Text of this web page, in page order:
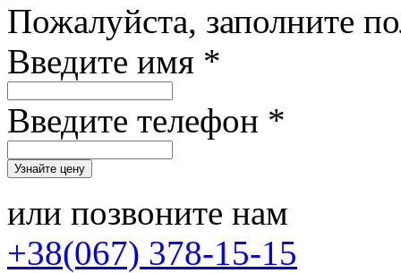
Пожалуйста, заполните
Введите имя *
Введите телефон *
или позвоните нам
+38(067) 378-15-15